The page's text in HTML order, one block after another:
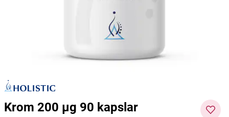
MedicineGarden
Pris:
217 kr
Lägg i varukorgen
Krom 200 µg 90 kapslar